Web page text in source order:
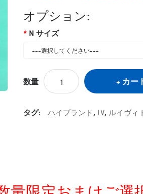
オプション:
N サイズ
数量 カー
タグ: ハイブランド, LV, ルイヴィ